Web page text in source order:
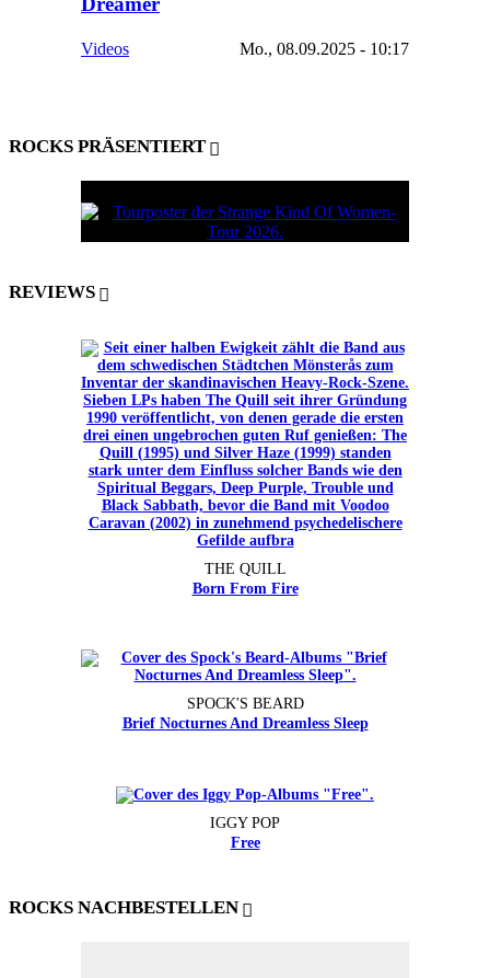
Videos Mo., 08.09.2025 - 10:17
ROCKS PRÄSENTIERT
REVIEWS
THE QUILL
Born From Fire
SPOCK'S BEARD
Brief Nocturnes And Dreamless Sleep
IGGY POP
Free
ROCKS NACHBESTELLEN